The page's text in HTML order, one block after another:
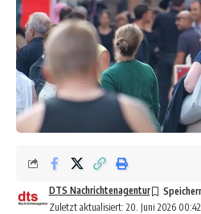
Zuletzt aktualisiert: 20. Juni 2026 00:42
DTS Nachrichtenagentur